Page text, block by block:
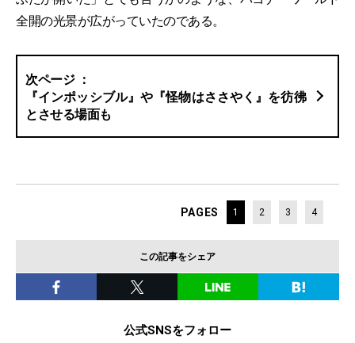
全開の光景が広がっていたのである。
『インポッシブル』や『怪物はささやく』を彷彿
とさせる場面も
PAGES 1 2 3 4
この記事をシェア
公式SNSをフォロー